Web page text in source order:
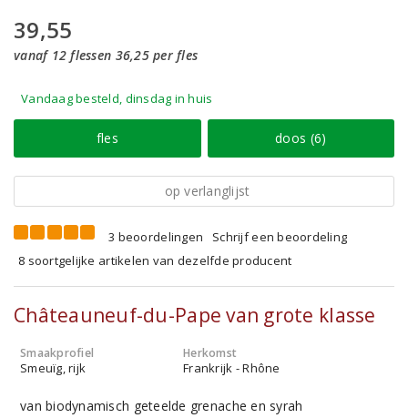
39,55
vanaf 12 flessen 36,25 per fles
Vandaag besteld, dinsdag in huis
fles doos (6)
op verlanglijst
3 beoordelingen
Schrijf een beoordeling
8 soortgelijke artikelen van dezelfde producent
Châteauneuf-du-Pape van grote klasse
Smaakprofiel
Smeuïg, rijk
Herkomst
Frankrijk - Rhône
van biodynamisch geteelde grenache en syrah